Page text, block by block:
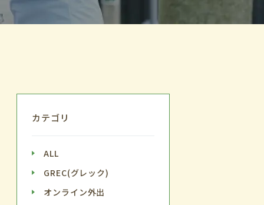
カテゴリ
ALL
GREC(グレック)
オンライン外出